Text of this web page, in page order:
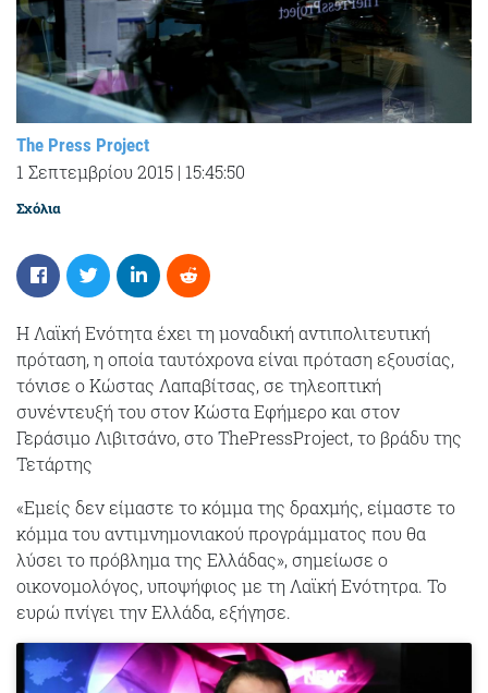
The Press Project
1 Σεπτεμβρίου 2015 | 15:45:50
Σχόλια
Η Λαϊκή Ενότητα έχει τη μοναδική αντιπολιτευτική
πρόταση, η οποία ταυτόχρονα είναι πρόταση εξουσίας,
τόνισε ο Κώστας Λαπαβίτσας, σε τηλεοπτική
συνέντευξή του στον Κώστα Εφήμερο και στον
Γεράσιμο Λιβιτσάνο, στο ThePressProject, το βράδυ της
Τετάρτης
«Εμείς δεν είμαστε το κόμμα της δραχμής, είμαστε το
κόμμα του αντιμνημονιακού προγράμματος που θα
λύσει το πρόβλημα της Ελλάδας», σημείωσε o
οικονομολόγος, υποψήφιος με τη Λαϊκή Ενότητρα. Το
ευρώ πνίγει την Ελλάδα, εξήγησε.